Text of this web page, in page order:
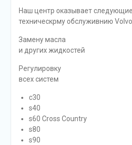
Наш центр оказывает следующие
техническрму обслуживнию Volvo
Замену масла
и других жидкостей
Регулировку
всех систем
c30
s40
s60 Cross Country
s80
s90